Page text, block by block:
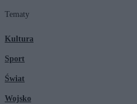
Tematy
Kultura
Sport
Świat
Wojsko